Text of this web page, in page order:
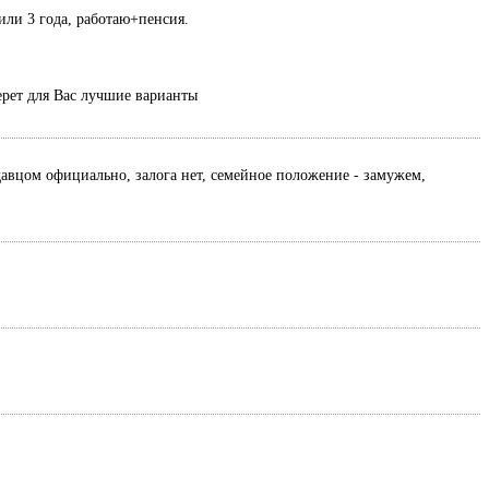
3 года, работаю+пенсия.
для Вас лучшие варианты
официально, залога нет, семейное положение - замужем,